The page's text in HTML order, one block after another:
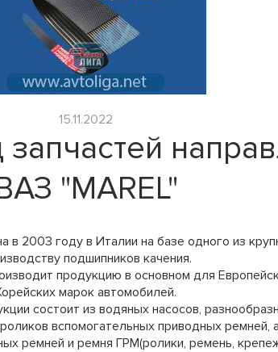
15.11.2022
"MAREL"
в 2003 году в Италии на базе одного из
подшипников качения.
продукцию в основном для
марок автомобилей.
состоит из водяных насосов,
вспомогательных приводных ремней,
ремней и ремня ГРМ(ролики, ремень,